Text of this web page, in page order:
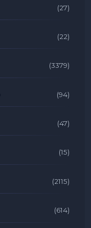
(27)
(22)
(3379)
(94)
(47)
(15)
(2115)
(614)